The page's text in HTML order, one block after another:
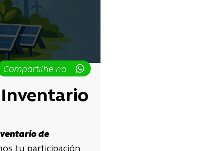
Compartilhe no
de